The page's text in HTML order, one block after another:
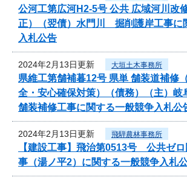
公河工第広河H2-5号 公共 広域河川改
正）（翌債）水門川 掘削護岸工事に
入札公告
2024年2月13日更新 大垣土木事務所
県維工第舗補暮12号 県単 舗装道補修
全・安心確保対策）（債務）（主）
舗装補修工事に関する一般競争入札公
2024年2月13日更新 飛騨農林事務所
【建設工事】飛治第0513号 公共ゼ
事（湯ノ平2）に関する一般競争入札